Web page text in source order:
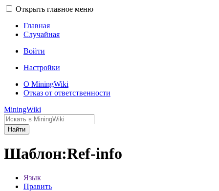
Открыть главное меню
Главная
Случайная
Войти
Настройки
О MiningWiki
Отказ от ответственности
MiningWiki
Найти
Шаблон:Ref-info
Язык
Править